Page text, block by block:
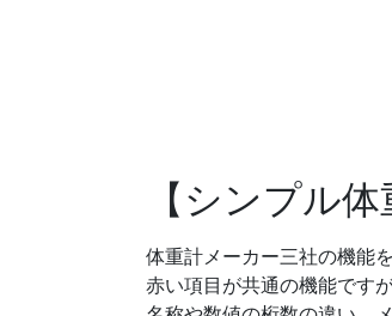
【シンプル
体重計メーカー三社の機能
赤い項目が共通の機能です